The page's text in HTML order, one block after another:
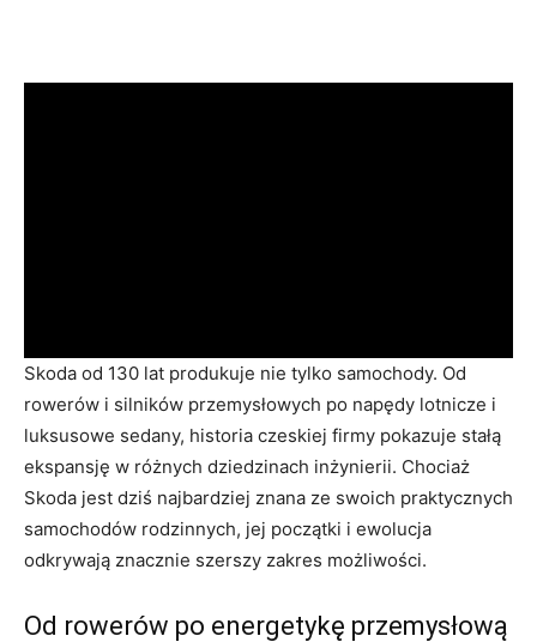
Skoda od 130 lat produkuje nie tylko samochody. Od
rowerów i silników przemysłowych po napędy lotnicze i
luksusowe sedany, historia czeskiej firmy pokazuje stałą
ekspansję w różnych dziedzinach inżynierii. Chociaż
Skoda jest dziś najbardziej znana ze swoich praktycznych
samochodów rodzinnych, jej początki i ewolucja
odkrywają znacznie szerszy zakres możliwości.
Od rowerów po energetykę przemysłową